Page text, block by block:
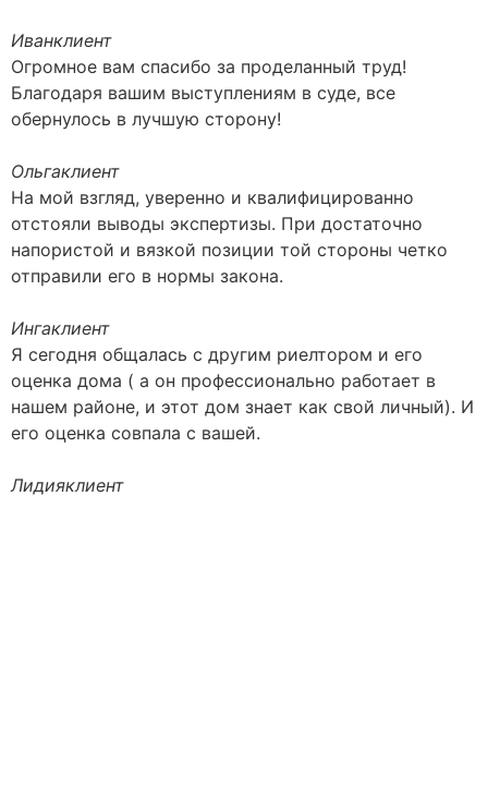
Иванклиент
Огромное вам спасибо за проделанный труд!
Благодаря вашим выступлениям в суде, все
обернулось в лучшую сторону!
Ольгаклиент
На мой взгляд, уверенно и квалифицированно
отстояли выводы экспертизы. При достаточно
напористой и вязкой позиции той стороны четко
отправили его в нормы закона.
Ингаклиент
Я сегодня общалась с другим риелтором и его
оценка дома ( а он профессионально работает в
нашем районе, и этот дом знает как свой личный). И
его оценка совпала с вашей.
Лидияклиент